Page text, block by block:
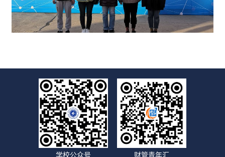
学校公众号 财管青年汇